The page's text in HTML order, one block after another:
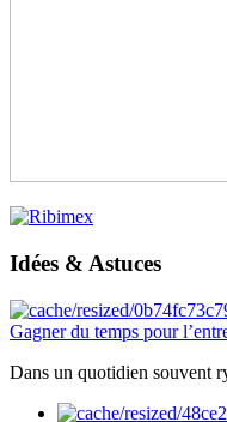
Idées & Astuces
Gagner du temps pour
Dans un quotidien souvent